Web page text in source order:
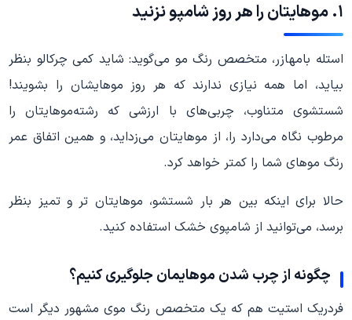
۱. موهایتان را هر روز شامپو نزنید
استله بامهازر، متخصص رنگ مو می‌گوید: شاید کمی چرکالو بنظر
بیاید، اما همه نیازی ندارند که هر روز موهایشان را بشویند!
شستشوی متناوب، چربی‌های با‌ ارزشی که رشته‌موهایتان را
مرطوب نگاه می‌دارد را، از موهایتان می‌زداید، و همین اتفاق عمر
رنگ موهای شما را کمتر خواهد کرد.
حالا برای اینکه بین هر بار شستشو، موهایتان تر و تمیز بنظر
برسد، می‌توانید از شامپوی خشک استفاده کنید.
چگونه از چرب شدن موهایمان جلوگیری کنیم؟
فردریک استیت هم که یک متخصص رنگ موی مشهور دیگر است